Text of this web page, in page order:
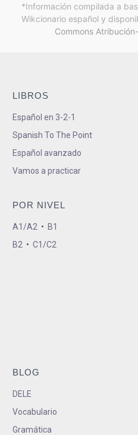
*Información compilada a
Wikcionario español y
Commons
LIBROS
Español en 3-2-1
Spanish To The Point
Español avanzado
Vamos a practicar
POR NIVEL
A1/A2 • B1
B2 • C1/C2
BLOG
DELE
Vocabulario
Gramática